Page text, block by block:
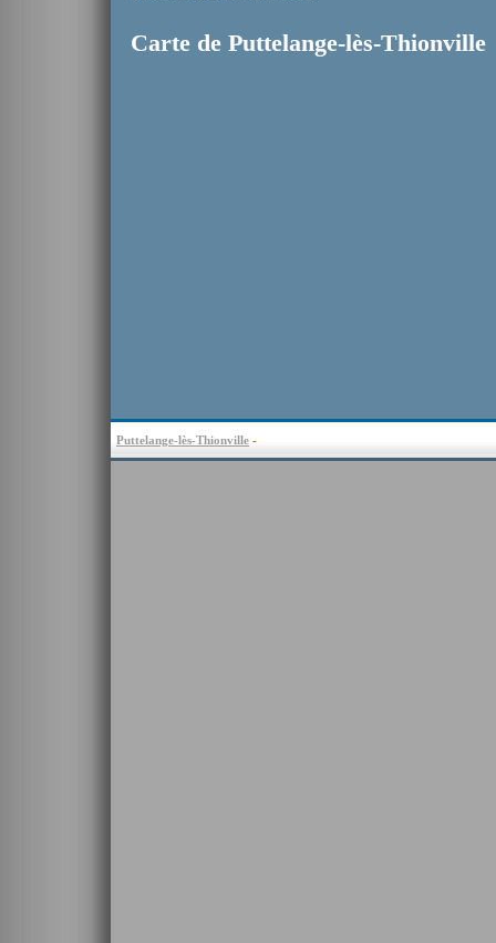
Carte de Puttelange-lès-Thionville
Puttelange-lès-Thionville -